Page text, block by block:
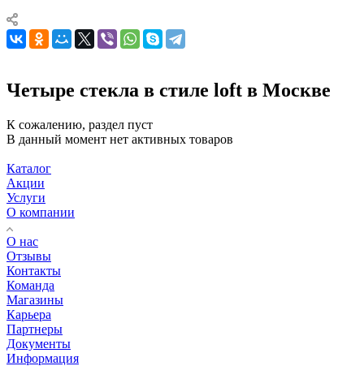
Четыре стекла в стиле loft в Москве
К сожалению, раздел пуст
В данный момент нет активных товаров
Каталог
Акции
Услуги
О компании
О нас
Отзывы
Контакты
Команда
Магазины
Карьера
Партнеры
Документы
Информация